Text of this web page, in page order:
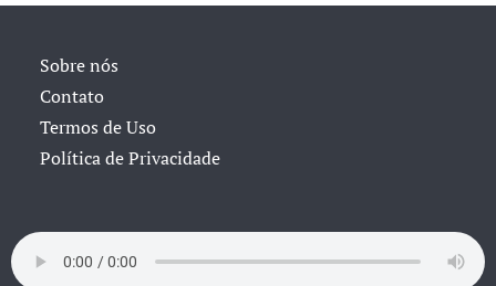
Sobre nós
Contato
Termos de Uso
Política de Privacidade